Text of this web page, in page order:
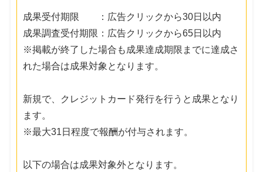
成果受付期限 ：広告クリックから30日以内
成果調査受付期限：広告クリックから65日以内
※掲載が終了した場合も成果達成期限までに達成さ
れた場合は成果対象となります。
新規で、クレジットカード発行を行うと成果となり
ます。
※最大31日程度で報酬が付与されます。
以下の場合は成果対象外となります。